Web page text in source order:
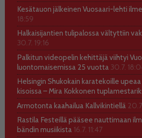
Kesätauon jälkeinen Vuosaari-lehti
18:59
Halkaisijantien tulipalossa vältyttiin
30.7. 19:16
Palkitun videopelin kehittäjä viihtyi
luontomaisemissa 25 vuotta 30.7.
Helsingin Shukokain karatekoille
kisoissa – Mira Kokkonen
Armotonta kaahailua Kallvikintiellä
Rastila Festeillä pääsee nauttimaan
bändin musiikista 16.7. 11:47